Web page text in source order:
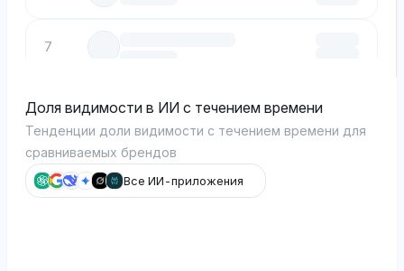
7
8
9
Доля видимости в ИИ с течением времени
Тенденции доли видимости с течением времени для
сравниваемых брендов
Все ИИ-приложения